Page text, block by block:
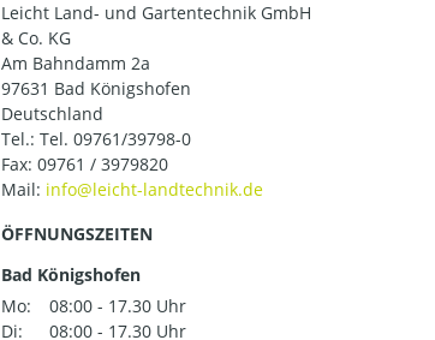
Leicht Land- und Gartentechnik GmbH
& Co. KG
Am Bahndamm 2a
97631 Bad Königshofen
Deutschland
Tel.: Tel. 09761/39798-0
Fax: 09761 / 3979820
Mail:
ÖFFNUNGSZEITEN
Bad Königshofen
Mo:
08:00 - 17.30 Uhr
Di:
08:00 - 17.30 Uhr